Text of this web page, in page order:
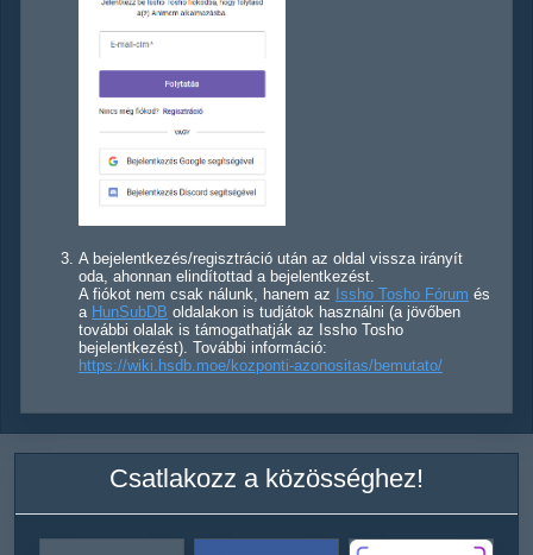
A bejelentkezés/regisztráció után az oldal vissza irányít
oda, ahonnan elindítottad a bejelentkezést.
A fiókot nem csak nálunk, hanem az Issho Tosho Fórum és
a HunSubDB oldalakon is tudjátok használni (a jövőben
további olalak is támogathatják az Issho Tosho
bejelentkezést). További információ:
https://wiki.hsdb.moe/kozponti-azonositas/bemutato/
Csatlakozz a közösséghez!